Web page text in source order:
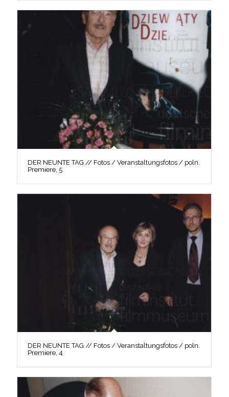
DER NEUNTE TAG // Fotos / Veranstaltungsfotos / poln.
Premiere, 5
DER NEUNTE TAG // Fotos / Veranstaltungsfotos / poln.
Premiere, 4